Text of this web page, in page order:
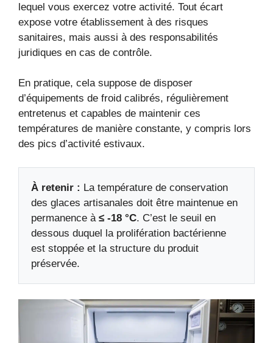
lequel vous exercez votre activité. Tout écart
expose votre établissement à des risques
sanitaires, mais aussi à des responsabilités
juridiques en cas de contrôle.
En pratique, cela suppose de disposer
d’équipements de froid calibrés, régulièrement
entretenus et capables de maintenir ces
températures de manière constante, y compris lors
des pics d’activité estivaux.
À retenir : La température de conservation
des glaces artisanales doit être maintenue en
permanence à ≤ -18 °C. C’est le seuil en
dessous duquel la prolifération bactérienne
est stoppée et la structure du produit
préservée.